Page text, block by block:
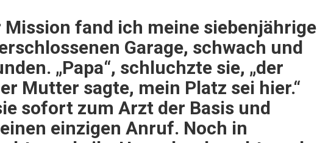
Mission fand ich meine siebenjährige
Garage, schwach und
„Papa“, schluchzte sie, „der
Mutter sagte, mein Platz sei hier.“
sofort zum Arzt der Basis und
einzigen Anruf. Noch in